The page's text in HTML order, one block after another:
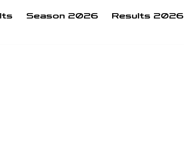
Season 2026 Results 2026